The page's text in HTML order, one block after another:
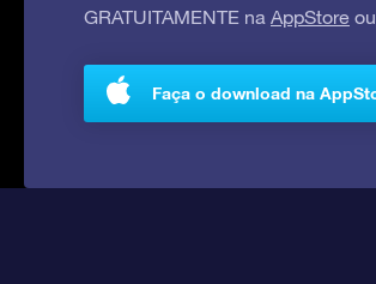
GRATUITAMENTE na AppStore
Faça o download na